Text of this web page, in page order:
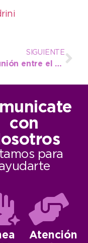
SIGUIENTE
Reunión entre el Municipio y el Colegio de Arquitectos para fortalecer el trabajo conjunto
con
para
Atención